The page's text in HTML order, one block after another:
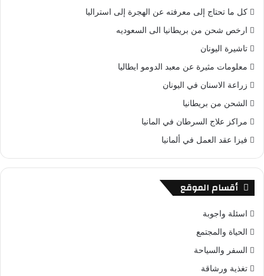
كل ما تحتاج إلى معرفته عن الهجرة إلى استراليا
ارخص شحن من بريطانيا الى السعوديه
تاشيرة اليونان
معلومات مثيرة عن معبد الدومو ايطاليا
زراعة الاسنان في اليونان
الشحن من بريطانيا
مراكز علاج السرطان في المانيا
فيزا عقد العمل في ألمانيا
أقسام الموقع
اسئلة واجوبة
الحياة والمجتمع
السفر والسياحة
تغذية ورشاقة